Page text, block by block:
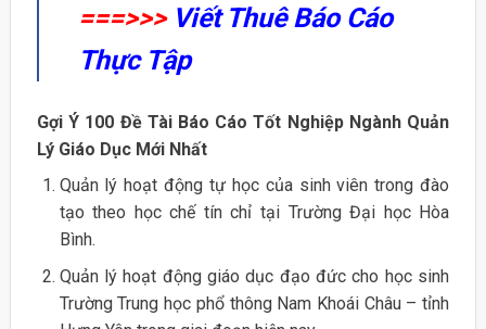
===>>> Viết Thuê Báo Cáo
Thực Tập
Gợi Ý 100 Đề Tài Báo Cáo Tốt Nghiệp Ngành Quản
Lý Giáo Dục Mới Nhất
Quản lý hoạt động tự học của sinh viên trong đào
tạo theo học chế tín chỉ tại Trường Đại học Hòa
Bình.
Quản lý hoạt động giáo dục đạo đức cho học sinh
Trường Trung học phổ thông Nam Khoái Châu – tỉnh